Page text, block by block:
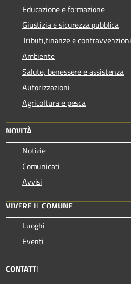
Educazione e formazione
Giustizia e sicurezza pubblica
Tributi,finanze e contravvenzioni
Ambiente
Salute, benessere e assistenza
Autorizzazioni
Agricoltura e pesca
NOVITÀ
Notizie
Comunicati
Avvisi
VIVERE IL COMUNE
Luoghi
Eventi
CONTATTI